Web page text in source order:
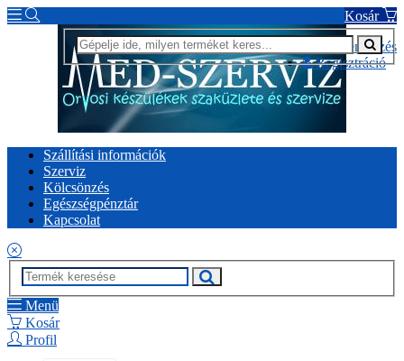
Kosár
Bejelentkezés
Regisztráció
Szállítási információk
Szerviz
Kölcsönzés
Egészségpénztár
Kapcsolat
Menü
Kosár
Profil